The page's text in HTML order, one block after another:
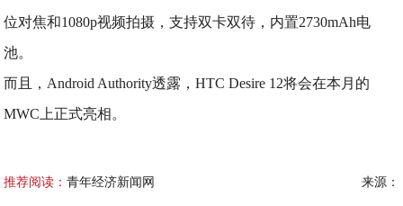
位对焦和1080p视频拍摄，支持双卡双待，内置2730mAh电
池。
而且，Android Authority透露，HTC Desire 12将会在本月的
MWC上正式亮相。
推荐阅读：青年经济新闻网 来源：